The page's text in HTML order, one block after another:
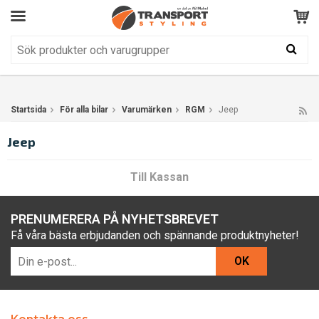
Kundservice
Startsida För alla bilar Varumärken RGM Jeep
Jeep
Till Kassan
PRENUMERERA PÅ NYHETSBREVET
Få våra bästa erbjudanden och spännande produktnyheter!
OK